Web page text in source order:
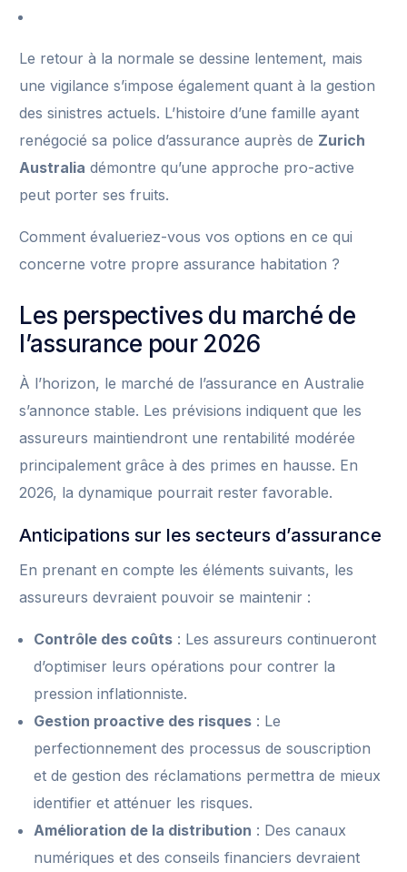
Le retour à la normale se dessine lentement, mais
une vigilance s’impose également quant à la gestion
des sinistres actuels. L’histoire d’une famille ayant
renégocié sa police d’assurance auprès de Zurich
Australia démontre qu’une approche pro-active
peut porter ses fruits.
Comment évalueriez-vous vos options en ce qui
concerne votre propre assurance habitation ?
Les perspectives du marché de
l’assurance pour 2026
À l’horizon, le marché de l’assurance en Australie
s’annonce stable. Les prévisions indiquent que les
assureurs maintiendront une rentabilité modérée
principalement grâce à des primes en hausse. En
2026, la dynamique pourrait rester favorable.
Anticipations sur les secteurs d’assurance
En prenant en compte les éléments suivants, les
assureurs devraient pouvoir se maintenir :
Contrôle des coûts : Les assureurs continueront
d’optimiser leurs opérations pour contrer la
pression inflationniste.
Gestion proactive des risques : Le
perfectionnement des processus de souscription
et de gestion des réclamations permettra de mieux
identifier et atténuer les risques.
Amélioration de la distribution : Des canaux
numériques et des conseils financiers devraient